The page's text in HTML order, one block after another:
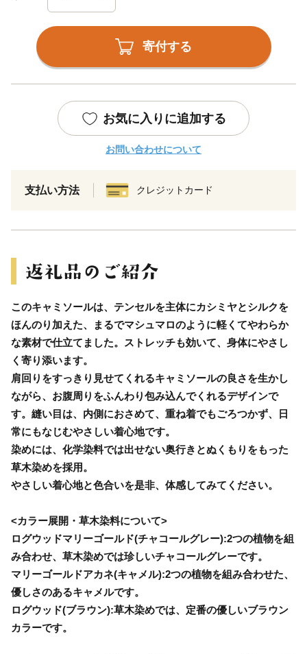
寄付する
お気に入りに追加する
お問い合わせについて
支払い方法 クレジットカード
このキャミソールは、テンセルを主体にカシミヤとシルクを
ほんのり加えた、まるでマシュマロのように軽くてやわらか
な素材で仕立てました。ストレッチも効いて、身体にやさし
く寄り添います。
肩回りをすっきり見せてくれるキャミソールの良さを生かし
ながら、お腹周りをふんわり包み込んでくれるデザインで
す。縫い目は、内側におさめて、重ね着でもごろつかず、日
常にもなじむやさしい着心地です。
染めには、化学染料では出せない奥行きとぬくもりをもった
草木染めを採用。
やさしい着心地と色合いを是非、体感してみてください。
<カラー展開・草木染料について>
ログウッドマリーゴールド(チャコールグレー):2つの植物を組
み合わせ、草木染めでは珍しいチャコールグレーです。
マリーゴールドアカネ(キャメル):2つの植物を組み合わせた、
優しさのあるキャメルです。
ログウッド(ブラウン):草木染めでは、定番の優しいブラウン
カラーです。